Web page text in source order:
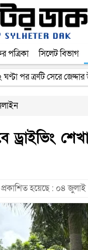
পত্রিকা সিলেট বিভাগ
পর ত্রুটি সেরে
ড্রাইভিং
প্রকাশিত হয়েছে : ০৪